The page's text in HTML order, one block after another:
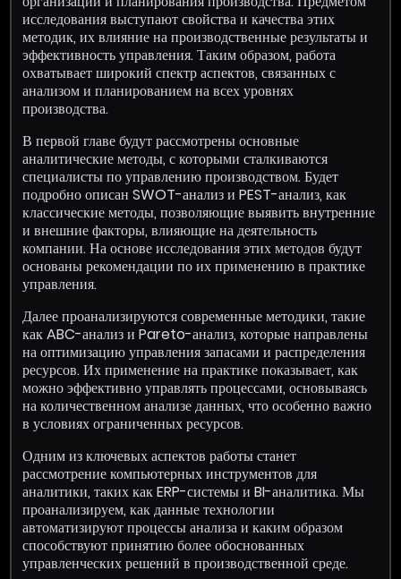
исследования выступают свойства и качества этих
методик, их влияние на производственные результаты и
эффективность управления. Таким образом, работа
охватывает широкий спектр аспектов, связанных с
анализом и планированием на всех уровнях
производства.
В первой главе будут рассмотрены основные
аналитические методы, с которыми сталкиваются
специалисты по управлению производством. Будет
подробно описан SWOT-анализ и PEST-анализ, как
классические методы, позволяющие выявить внутренние
и внешние факторы, влияющие на деятельность
компании. На основе исследования этих методов будут
основаны рекомендации по их применению в практике
управления.
Далее проанализируются современные методики, такие
как ABC-анализ и Pareto-анализ, которые направлены
на оптимизацию управления запасами и распределения
ресурсов. Их применение на практике показывает, как
можно эффективно управлять процессами, основываясь
на количественном анализе данных, что особенно важно
в условиях ограниченных ресурсов.
Одним из ключевых аспектов работы станет
рассмотрение компьютерных инструментов для
аналитики, таких как ERP-системы и BI-аналитика. Мы
проанализируем, как данные технологии
автоматизируют процессы анализа и каким образом
способствуют принятию более обоснованных
управленческих решений в производственной среде.